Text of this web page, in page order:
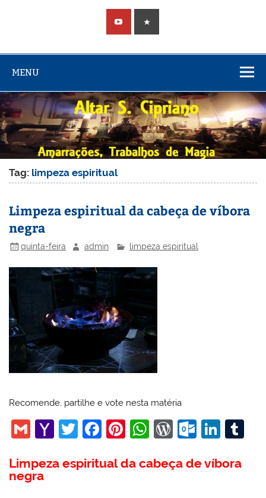
MENU
Tag: limpeza espiritual
Limpeza espiritual da cabeça de víbora
negra
quinta-feira admin limpeza espiritual
Recomende, partilhe e vote nesta matéria
G
ai
l
Y
h
T
itt
F
c
Pi
er
W
at
W
d
O
lo
Li
k
Limpeza espiritual da cabeça de víbora
negra